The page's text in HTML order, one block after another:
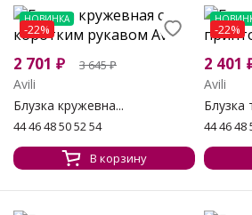
НОВИНКА
-22%
2 701 ₽ 3 645₽
Avili
Блузка кружевна...
44 46 48 50 52 54
В корзину
-22%
2 401
Avili
Блузка
44 46 48